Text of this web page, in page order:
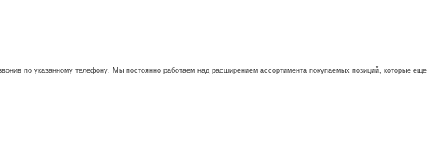
по указанному телефону. Мы постоянно работаем над расширением ассортимента покупаемых позиций, которые еще